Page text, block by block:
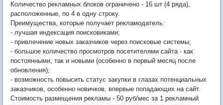
Количество рекламных блоков ограничено - 16 шт (4 ряда),
расположенные, по 4 в одну строку.
Преимущества, которые получает рекламодатель:
- лучшая индексация поисковиками;
- привлечение новых заказчиков через поисковые системы;
- большое количество просмотров посетителями сайта - как
постоянными, так и новыми (особенно в первый месяц после
обновления);
- возможность повысить статус закупки в глазах потенциальных
заказчиков, особенно новичков, впервые попадающих на сайт.
Стоимость размещения рекламы - 50 руб/мес за 1 рекламный